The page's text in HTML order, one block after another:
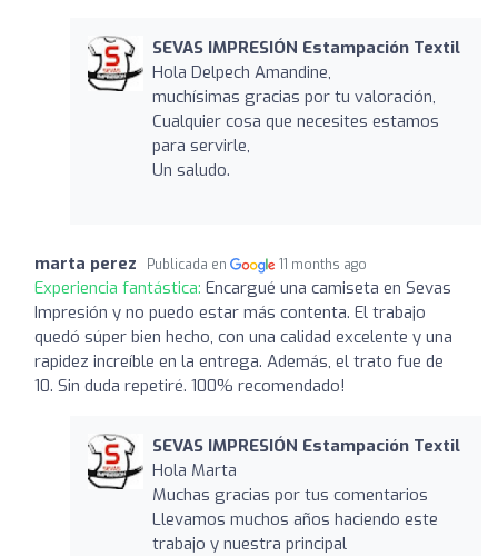
SEVAS IMPRESIÓN Estampación Textil
Hola Delpech Amandine,
muchísimas gracias por tu valoración,
Cualquier cosa que necesites estamos
para servirle,
Un saludo.
marta perez Publicada en 11 months ago
Experiencia fantástica: Encargué una camiseta en Sevas
Impresión y no puedo estar más contenta. El trabajo
quedó súper bien hecho, con una calidad excelente y una
rapidez increíble en la entrega. Además, el trato fue de
10. Sin duda repetiré. 100% recomendado!
SEVAS IMPRESIÓN Estampación Textil
Hola Marta
Muchas gracias por tus comentarios
Llevamos muchos años haciendo este
trabajo y nuestra principal